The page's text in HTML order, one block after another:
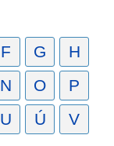
F G
H
N O
P
U Ú
V